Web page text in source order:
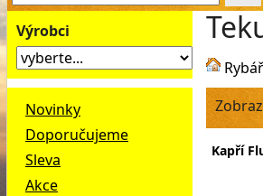
Výrobci
Novinky
Doporučujeme
Sleva
Akce
Kapří